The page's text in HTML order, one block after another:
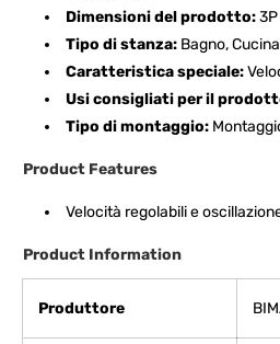
Dimensioni del prodotto:
Tipo di stanza: Bagno, Cucina
Caratteristica speciale:
Usi consigliati per il
Tipo di montaggio:
Product Features
Velocità regolabili e
Product Information
Produttore